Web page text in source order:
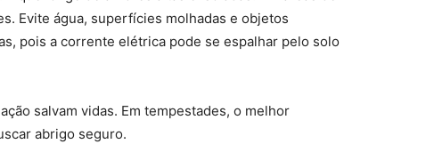
Evite água, superfícies molhadas e objetos
pois a corrente elétrica pode se espalhar pelo solo
salvam vidas. Em tempestades, o melhor
abrigo seguro.